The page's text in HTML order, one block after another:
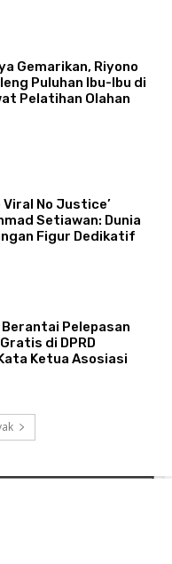
Gemarikan, Riyono
Puluhan Ibu-Ibu di
Pelatihan Olahan
Viral No Justice’
Setiawan: Dunia
Figur Dedikatif
Berantai Pelepasan
di DPRD
Ketua Asosiasi